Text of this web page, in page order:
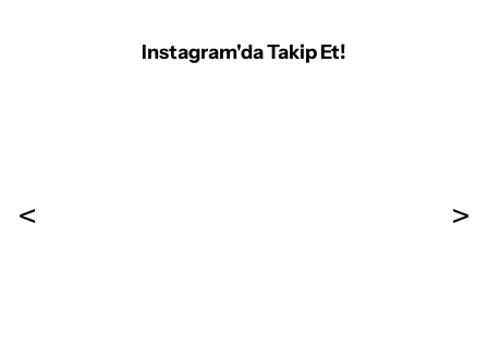
Instagram'da Takip Et!